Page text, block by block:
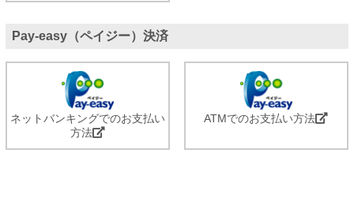
Pay-easy（ペイジー）決済
ネットバンキングでのお支払い
方法
ATMでのお支払い方法